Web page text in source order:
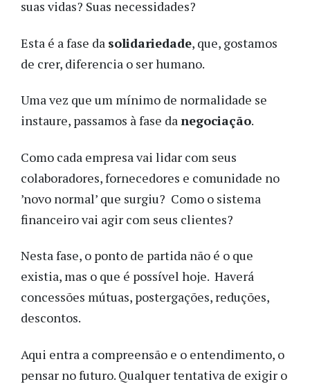
suas vidas? Suas necessidades?
Esta é a fase da solidariedade, que, gostamos
de crer, diferencia o ser humano.
Uma vez que um mínimo de normalidade se
instaure, passamos à fase danegociação.
Como cada empresa vai lidar com seus
colaboradores, fornecedores e comunidade no
’novo normal’ que surgiu? Como o sistema
financeiro vai agir com seus clientes?
Nesta fase, o ponto de partida não é o que
existia, mas o que é possível hoje. Haverá
concessões mútuas, postergações, reduções,
descontos.
Aqui entra a compreensão e o entendimento, o
pensar no futuro. Qualquer tentativa de exigir o